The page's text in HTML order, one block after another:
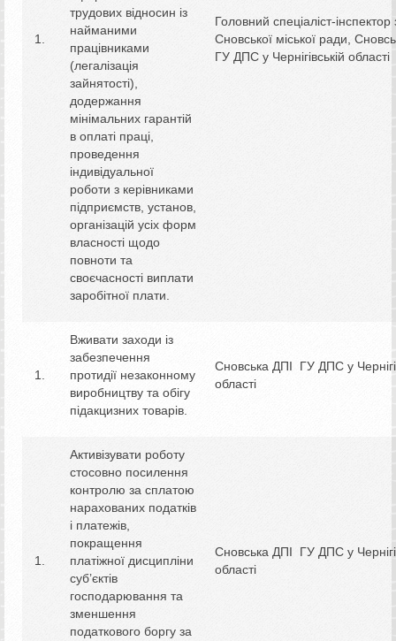
трудових відносин із
найманими
працівниками
(легалізація
зайнятості),
додержання
мінімальних гарантій
в оплаті праці,
проведення
індивідуальної
роботи з керівниками
підприємств, установ,
організацій усіх форм
власності щодо
повноти та
своєчасності виплати
заробітної плати.
Головний спеціаліст-інспектор
Сновської міської ради,
ГУ ДПС у Чернігівській області
Вживати заходи із
забезпечення
протидії незаконному
виробництву та обігу
підакцизних товарів.
Сновська ДПІ ГУ ДПС у
області
Активізувати роботу
стосовно посилення
контролю за сплатою
нарахованих податків
і платежів,
покращення
платіжної дисципліни
суб’єктів
господарювання та
зменшення
податкового боргу за
Сновська ДПІ ГУ ДПС у
області